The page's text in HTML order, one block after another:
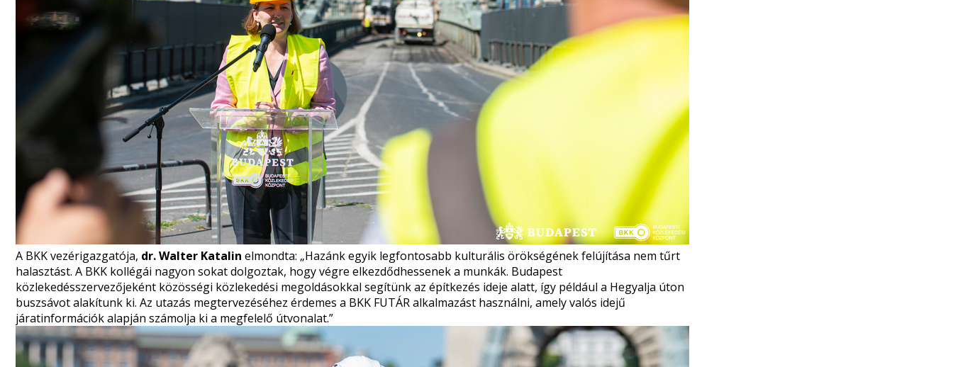
A BKK vezérigazgatója, dr. Walter Katalin elmondta: „Hazánk egyik legfontosabb kulturális örökségének felújítása nem tűrt
halasztást. A BKK kollégái nagyon sokat dolgoztak, hogy végre elkezdődhessenek a munkák. Budapest
közlekedésszervezőjeként közösségi közlekedési megoldásokkal segítünk az építkezés ideje alatt, így például a Hegyalja úton
buszsávot alakítunk ki. Az utazás megtervezéséhez érdemes a BKK FUTÁR alkalmazást használni, amely valós idejű
járatinformációk alapján számolja ki a megfelelő útvonalat.”